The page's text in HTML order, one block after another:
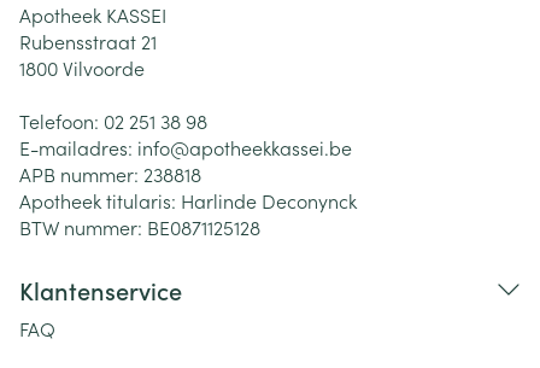
Apotheek KASSEI
Rubensstraat 21
1800Vilvoorde
Telefoon: 02 251 38 98
E-mailadres: info@apotheekkassei.be
APB nummer: 238818
Apotheek titularis: Harlinde Deconynck
BTW nummer: BE0871125128
Klantenservice
FAQ